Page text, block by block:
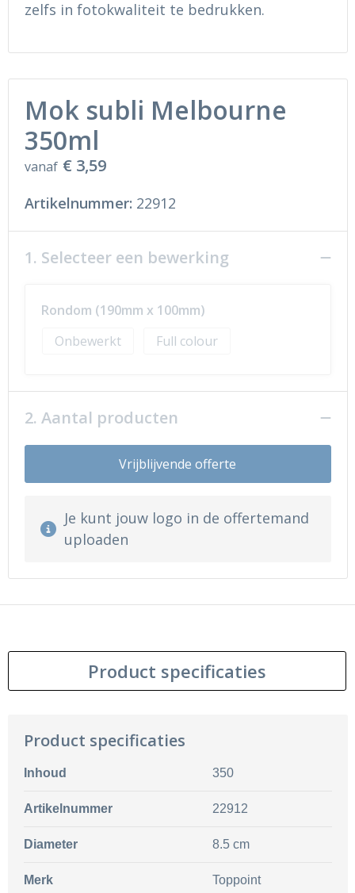
Ondergoed en Sokken
Schoenen
Hoofdbescherming
Gehoorbescherming
Sokken en Nachtkleding
Gilets
zelfs in fotokwaliteit te bedrukken.
Mok subli Melbourne
350ml
vanaf € 3,59
Artikelnummer: 22912
1. Selecteer een bewerking
Rondom (190mm x 100mm)
Onbewerkt
Full colour
2. Aantal producten
Vrijblijvende offerte
Je kunt jouw logo in de offertemand
uploaden
Product specificaties
Product specificaties
Inhoud 350
Artikelnummer 22912
Diameter 8.5 cm
Merk Toppoint